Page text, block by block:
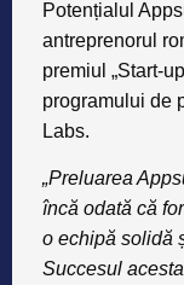
Potențialul
antreprenorul
premiul „Start-
programului de
Labs.
„Preluarea
încă odată că
o echipă solidă
Succesul